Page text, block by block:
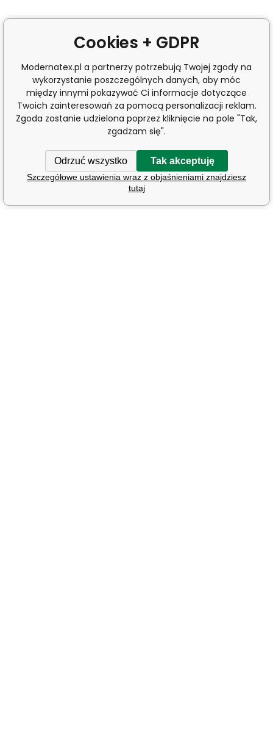
Cookies + GDPR
Modernatex.pl a partnerzy potrzebują Twojej zgody na
wykorzystanie poszczególnych danych, aby móc
między innymi pokazywać Ci informacje dotyczące
Twoich zainteresowań za pomocą personalizacji reklam.
Zgoda zostanie udzielona poprzez kliknięcie na pole "Tak,
zgadzam się".
Odrzuć wszystko Tak akceptuję
Szczegółowe ustawienia wraz z objaśnieniami znajdziesz
tutaj